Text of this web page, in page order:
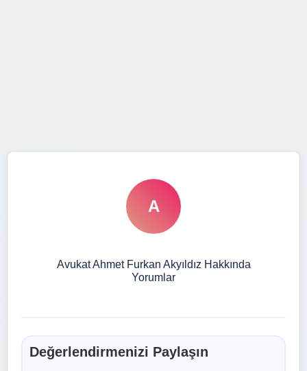
A
Avukat Ahmet Furkan Akyıldız Hakkında
Yorumlar
Değerlendirmenizi Paylaşın